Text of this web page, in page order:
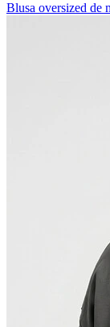
Blusa oversized de